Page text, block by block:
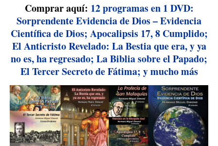
Comprar aquí: 12 programas en 1 DVD:
Sorprendente Evidencia de Dios – Evidencia
Científica de Dios; Apocalipsis 17, 8 Cumplido;
El Anticristo Revelado: La Bestia que era, y ya
no es, ha regresado; La Biblia sobre el Papado;
El Tercer Secreto de Fátima; y mucho más